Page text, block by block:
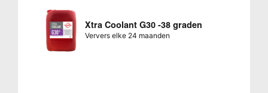
Xtra Coolant G30 -38 graden
Ververs elke 24 maanden